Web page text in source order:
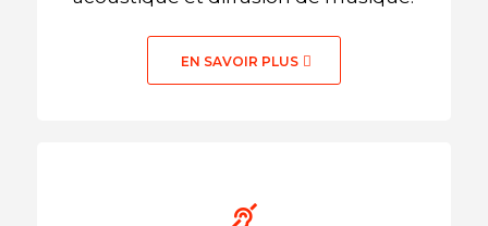
EN SAVOIR PLUS